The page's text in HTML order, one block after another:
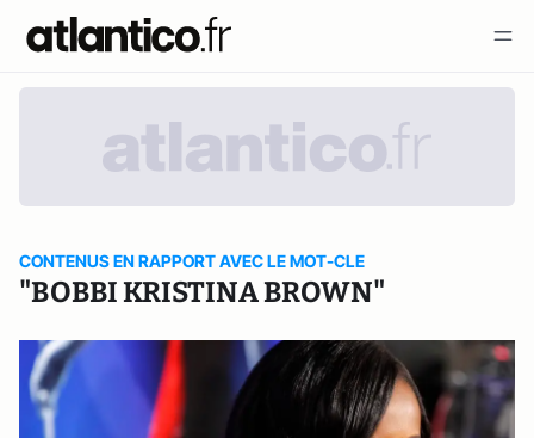
CONTENUS EN RAPPORT AVEC LE MOT-CLE
"BOBBI KRISTINA BROWN"